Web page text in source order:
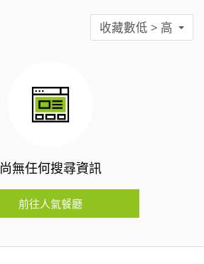
收藏數低 > 高
尚無任何搜尋資訊
前往人氣餐廳